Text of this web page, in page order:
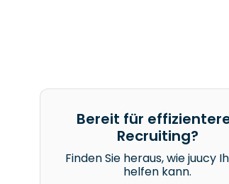
Bereit für
Recruiting?
Finden Sie heraus, wie juucy
helfen kann.